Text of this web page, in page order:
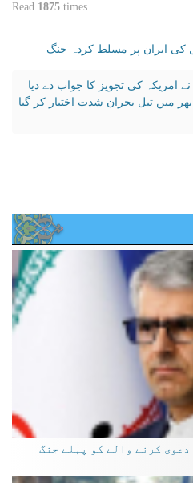
Read 1875 times
کی ایران پر مسلط کردہ جنگ
نے امریکہ کی تجویز کا جواب دے دیا
میں تیل بحران شدت اختیار کر گیا
کرنے والے کو پہلے جنگ